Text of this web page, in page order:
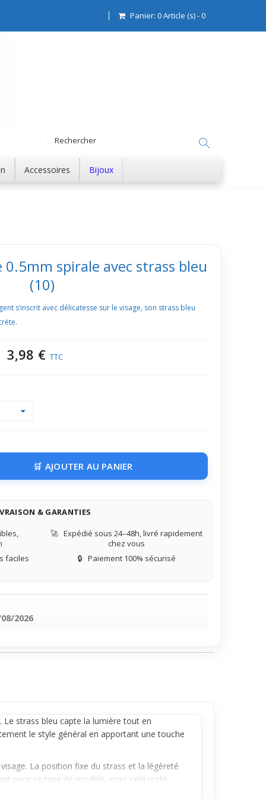
Panier: 0Article (s)-0
Accessoires Bijoux
0.5mm spirale avec strass bleu
(10)
s’inscrit avec délicatesse sur le visage, son strass bleu
3,98 € TTC
AJOUTER AU PANIER
& GARANTIES
🚀 Expédié sous 24–48h, livré rapidement
chez vous
faciles
🔒 Paiement 100% sécurisé
2026
strass bleu capte la lumière tout en
le style général en apportant une touche
La position fixe du strass et la légèreté
pour ce type de modèle, mais cela reste